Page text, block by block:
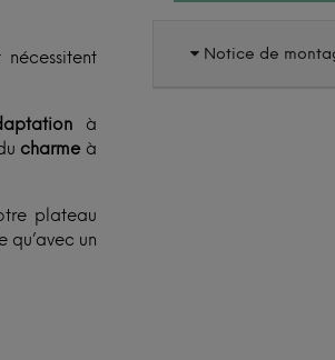
à
charmeà
plateau
un
Notice de